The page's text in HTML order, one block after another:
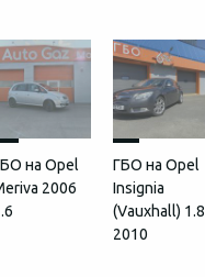
на Opel
2006
ГБО на Opel
Insignia
(Vauxhall) 1.8
2010